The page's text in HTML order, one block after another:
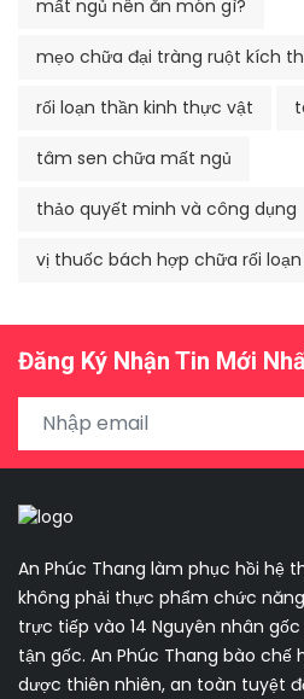
mất ngủ nên ăn món gì?
mẹo chữa đại tràng ruột kích
rối loạn thần kinh thực vật
tâm sen chữa mất ngủ
thảo quyết minh và công dụng
vị thuốc bách hợp chữa rối
Đăng Ký Nhận Tin Mới
An Phúc Thang làm phục hồi hệ
không phải thực phẩm chức
trực tiếp vào 14 Nguyên nhân
tận gốc. An Phúc Thang bào
dược thiên nhiên, an toàn tuyệt